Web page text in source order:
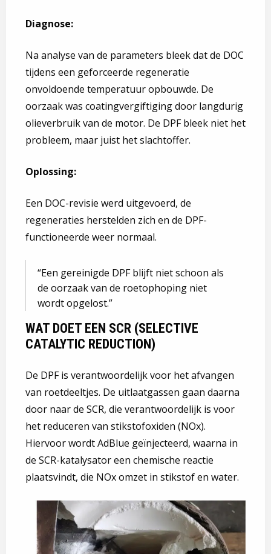
Diagnose:
Na analyse van de parameters bleek dat de DOC
tijdens een geforceerde regeneratie
onvoldoende temperatuur opbouwde. De
oorzaak was coatingvergiftiging door langdurig
olieverbruik van de motor. De DPF bleek niet het
probleem, maar juist het slachtoffer.
Oplossing:
Een DOC-revisie werd uitgevoerd, de
regeneraties herstelden zich en de DPF-
functioneerde weer normaal.
Een gereinigde DPF blijft niet schoon als
de oorzaak van de roetophoping niet
wordt opgelost.
WAT DOET EEN SCR (SELECTIVE
CATALYTIC REDUCTION)
De DPF is verantwoordelijk voor het afvangen
van roetdeeltjes. De uitlaatgassen gaan daarna
door naar de SCR, die verantwoordelijk is voor
het reduceren van stikstofoxiden (NOx).
Hiervoor wordt AdBlue geïnjecteerd, waarna in
de SCR-katalysator een chemische reactie
plaatsvindt, die NOx omzet in stikstof en water.